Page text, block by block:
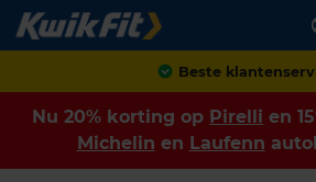
Achteraf
Nu 20% korting op Pirelli en
Michelin en Laufenn